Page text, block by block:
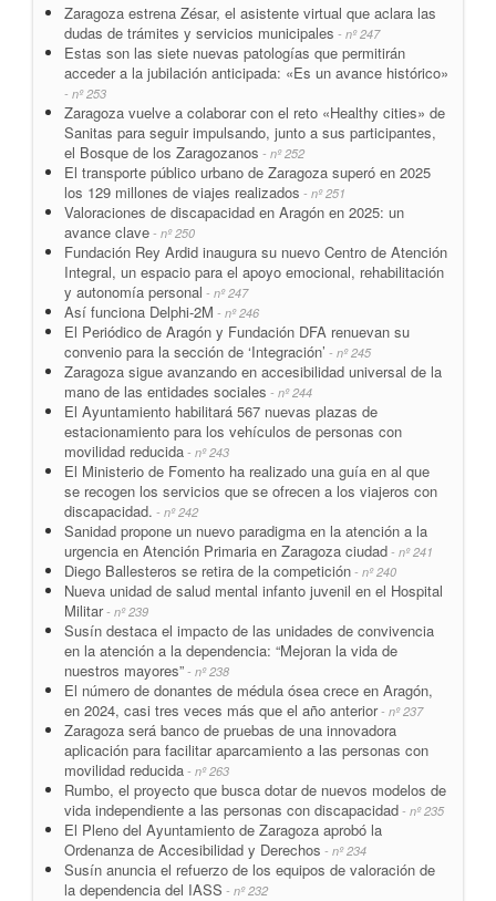
Zaragoza estrena Zésar, el asistente virtual que aclara las
dudas de trámites y servicios municipales - nº 247
Estas son las siete nuevas patologías que permitirán
acceder a la jubilación anticipada: «Es un avance histórico»
- nº 253
Zaragoza vuelve a colaborar con el reto «Healthy cities» de
Sanitas para seguir impulsando, junto a sus participantes,
el Bosque de los Zaragozanos - nº 252
El transporte público urbano de Zaragoza superó en 2025
los 129 millones de viajes realizados - nº 251
Valoraciones de discapacidad en Aragón en 2025: un
avance clave - nº 250
Fundación Rey Ardid inaugura su nuevo Centro de Atención
Integral, un espacio para el apoyo emocional, rehabilitación
y autonomía personal - nº 247
Así funciona Delphi-2M - nº 246
El Periódico de Aragón y Fundación DFA renuevan su
convenio para la sección de ‘Integración’ - nº 245
Zaragoza sigue avanzando en accesibilidad universal de la
mano de las entidades sociales - nº 244
El Ayuntamiento habilitará 567 nuevas plazas de
estacionamiento para los vehículos de personas con
movilidad reducida - nº 243
El Ministerio de Fomento ha realizado una guía en al que
se recogen los servicios que se ofrecen a los viajeros con
discapacidad. - nº 242
Sanidad propone un nuevo paradigma en la atención a la
urgencia en Atención Primaria en Zaragoza ciudad - nº 241
Diego Ballesteros se retira de la competición - nº 240
Nueva unidad de salud mental infanto juvenil en el Hospital
Militar- nº 239
Susín destaca el impacto de las unidades de convivencia
en la atención a la dependencia: “Mejoran la vida de
nuestros mayores” - nº 238
El número de donantes de médula ósea crece en Aragón,
en 2024, casi tres veces más que el año anterior- nº 237
Zaragoza será banco de pruebas de una innovadora
aplicación para facilitar aparcamiento a las personas con
movilidad reducida - nº 263
Rumbo, el proyecto que busca dotar de nuevos modelos de
vida independiente a las personas con discapacidad - nº 235
El Pleno del Ayuntamiento de Zaragoza aprobó la
Ordenanza de Accesibilidad y Derechos - nº 234
Susín anuncia el refuerzo de los equipos de valoración de
la dependencia del IASS - nº 232